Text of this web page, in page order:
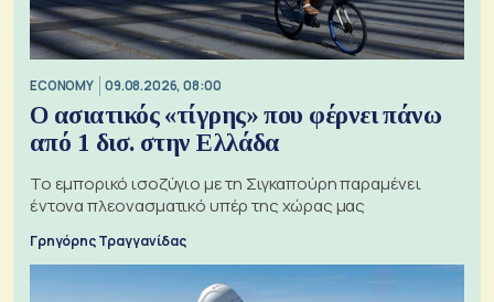
ECONOMY 09.08.2026, 08:00
Ο ασιατικός «τίγρης» που φέρνει πάνω
από 1 δισ. στην Ελλάδα
Το εμπορικό ισοζύγιο με τη Σιγκαπούρη παραμένει
έντονα πλεονασματικό υπέρ της χώρας μας
Γρηγόρης Τραγγανίδας